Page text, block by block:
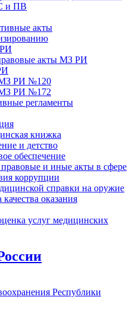
и ПВ
акты
акты МЗ РИ
РИ №120
РИ №172
регламенты
книжка
и детство
обеспечение
и иные акты в сфере
коррупции
справки на оружие
оказания
услуг медицинскиx